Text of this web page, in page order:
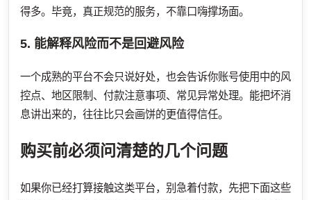
得多。毕竟，真正规范的服务，不靠口嗨撑场面。
5. 能解释风险而不是回避风险
一个成熟的平台不会只说好处，也会告诉你账号使用中的风
控点、地区限制、付款注意事项、常见异常处理。能把坏消
息讲出来的，往往比只会画饼的更值得信任。
购买前必须问清楚的几个问题
如果你已经打算接触这类平台，别急着付款，先把下面这些